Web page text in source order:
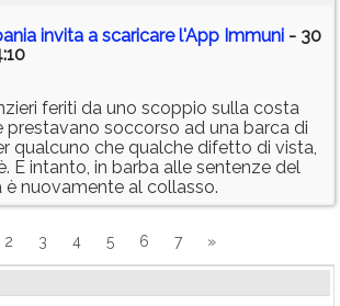
invita a scaricare l'App Immuni - 30
feriti da uno scoppio sulla costa
prestavano soccorso ad una barca di
qualcuno che qualche difetto di vista,
E intanto, in barba alle sentenze del
è nuovamente al collasso.
2 3 4 5 6 7 »